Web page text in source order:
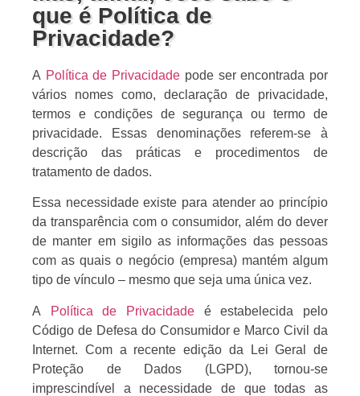
que é Política de
Privacidade?
A Política de Privacidade pode ser encontrada por
vários nomes como, declaração de privacidade,
termos e condições de segurança ou termo de
privacidade. Essas denominações referem-se à
descrição das práticas e procedimentos de
tratamento de dados.
Essa necessidade existe para atender ao princípio
da transparência com o consumidor, além do dever
de manter em sigilo as informações das pessoas
com as quais o negócio (empresa) mantém algum
tipo de vínculo – mesmo que seja uma única vez.
A Política de Privacidade é estabelecida pelo
Código de Defesa do Consumidor e Marco Civil da
Internet. Com a recente edição da Lei Geral de
Proteção de Dados (LGPD), tornou-se
imprescindível a necessidade de que todas as